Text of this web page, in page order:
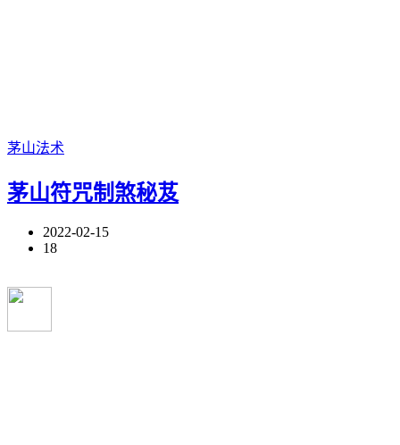
茅山法术
茅山符咒制煞秘芨
2022-02-15
18